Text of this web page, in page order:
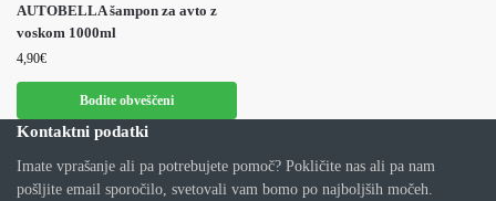
AUTOBELLA šampon za avto z
voskom 1000ml
4,90€
Bodite obveščeni
Kontaktni podatki
Imate vprašanje ali pa potrebujete pomoč? Pokličite nas ali pa nam
pošljite email sporočilo, svetovali vam bomo po najboljših močeh.